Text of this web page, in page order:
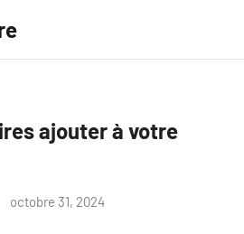
ajouter à votre
octobre 31, 2024